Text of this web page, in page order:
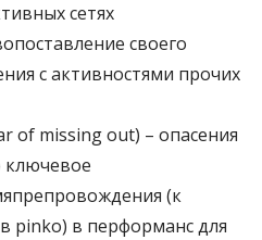
сетях
своего
с активностями прочих
of missing out) – опасения
ключевое
(к
pinko) в перформанс для